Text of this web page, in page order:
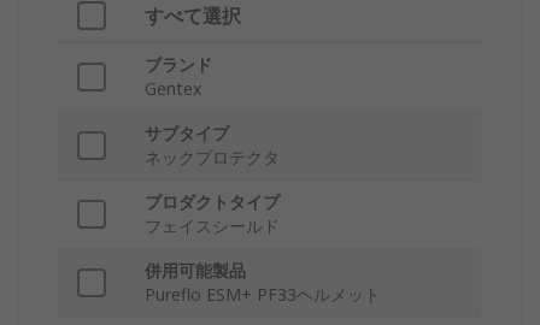
すべて選択
ブランド
Gentex
サブタイプ
ネックプロテクタ
プロダクトタイプ
フェイスシールド
併用可能製品
Pureflo ESM+ PF33ヘルメット